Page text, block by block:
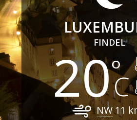
FINDEL
20
NW11